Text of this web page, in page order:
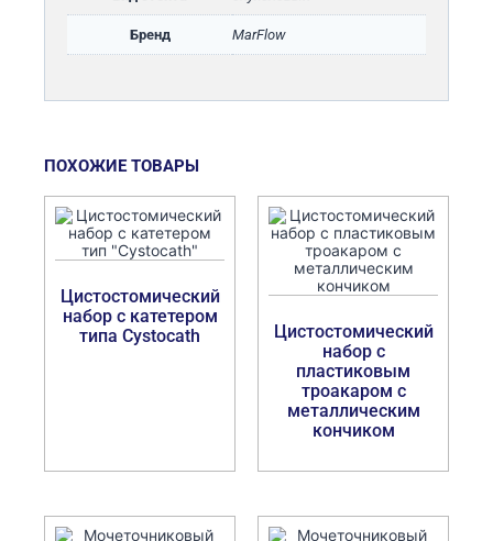
Бренд MarFlow
ПОХОЖИЕ ТОВАРЫ
Цистостомический
набор с катетером
типа Cystocath
Цистостомический
набор с
пластиковым
троакаром с
металлическим
кончиком